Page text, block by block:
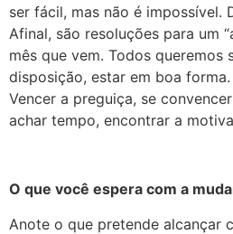
ser fácil, mas não é impossível.
Afinal, são resoluções para um
mês que vem. Todos queremos
disposição, estar em boa
Vencer a preguiça, se
achar tempo, encontrar a
O que você espera com a
Anote o que pretende alcançar